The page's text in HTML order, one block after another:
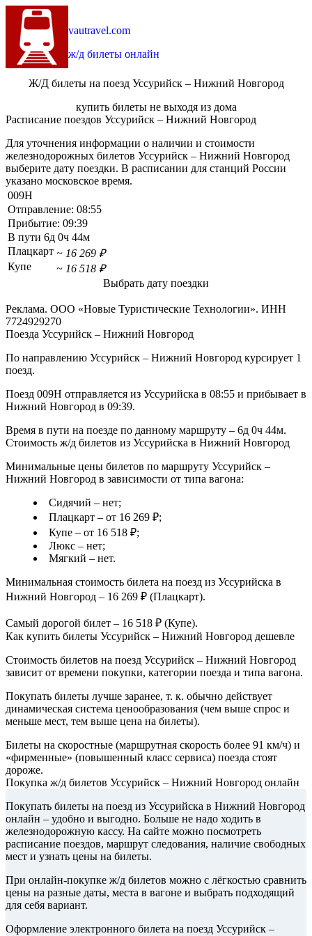
vautravel.com
ж/д билеты онлайн
Ж/Д билеты на поезд Уссурийск – Нижний Новгород
купить билеты не выходя из дома
Расписание поездов Уссурийск – Нижний Новгород
Для уточнения информации о наличии и стоимости
железнодорожных билетов Уссурийск – Нижний Новгород
выберите дату поездки. В расписании для станций России
указано московское время.
009Н
Отправление: 08:55
Прибытие: 09:39
В пути 6д 0ч 44м
Плацкарт ~ 16 269 ₽
Купе
~ 16 518 ₽
Выбрать дату поездки
Реклама. ООО «Новые Туристические Технологии». ИНН
7724929270
Поезда Уссурийск – Нижний Новгород
По направлению Уссурийск – Нижний Новгород курсирует 1
поезд.
Поезд 009Н отправляется из Уссурийска в 08:55 и прибывает в
Нижний Новгород в 09:39.
Время в пути на поезде по данному маршруту – 6д 0ч 44м.
Стоимость ж/д билетов из Уссурийска в Нижний Новгород
Минимальные цены билетов по маршруту Уссурийск –
Нижний Новгород в зависимости от типа вагона:
Сидячий – нет;
Плацкарт – от 16 269 ₽;
Купе – от 16 518 ₽;
Люкс – нет;
Мягкий – нет.
Минимальная стоимость билета на поезд из Уссурийска в
Нижний Новгород – 16 269 ₽ (Плацкарт).
Самый дорогой билет – 16 518 ₽ (Купе).
Как купить билеты Уссурийск – Нижний Новгород дешевле
Стоимость билетов на поезд Уссурийск – Нижний Новгород
зависит от времени покупки, категории поезда и типа вагона.
Покупать билеты лучше заранее, т. к. обычно действует
динамическая система ценообразования (чем выше спрос и
меньше мест, тем выше цена на билеты).
Билеты на скоростные (маршрутная скорость более 91 км/ч) и
«фирменные» (повышенный класс сервиса) поезда стоят
дороже.
Покупка ж/д билетов Уссурийск – Нижний Новгород онлайн
Покупать билеты на поезд из Уссурийска в Нижний Новгород
онлайн – удобно и выгодно. Больше не надо ходить в
железнодорожную кассу. На сайте можно посмотреть
расписание поездов, маршрут следования, наличие свободных
мест и узнать цены на билеты.
При онлайн-покупке ж/д билетов можно с лёгкостью сравнить
цены на разные даты, места в вагоне и выбрать подходящий
для себя вариант.
Оформление электронного билета на поезд Уссурийск –